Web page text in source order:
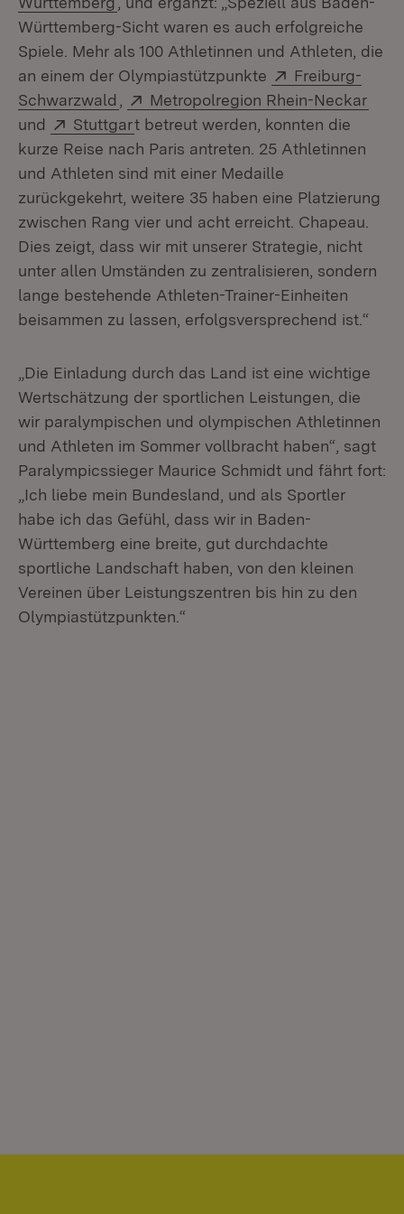
Württemberg-Sicht waren es auch erfolgreiche
Spiele. Mehr als 100 Athletinnen und Athleten, die
an einem der Olympiastützpunkte
Extern:
Freiburg-
Schwarzwald (Öffnet in neuem Fenster)
Extern:
Metropolregion Rhein-Neckar
und
Extern:
Stuttgar(Öffnet in neuem Fenster)
t betreut werden, konnten die
kurze Reise nach Paris antreten. 25 Athletinnen
und Athleten sind mit einer Medaille
zurückgekehrt, weitere 35 haben eine Platzierung
zwischen Rang vier und acht erreicht. Chapeau.
Dies zeigt, dass wir mit unserer Strategie, nicht
unter allen Umständen zu zentralisieren, sondern
lange bestehende Athleten-Trainer-Einheiten
beisammen zu lassen, erfolgsversprechend ist.“
„Die Einladung durch das Land ist eine wichtige
Wertschätzung der sportlichen Leistungen, die
wir paralympischen und olympischen Athletinnen
und Athleten im Sommer vollbracht haben“, sagt
Paralympicssieger Maurice Schmidt und fährt fort:
„Ich liebe mein Bundesland, und als Sportler
habe ich das Gefühl, dass wir in Baden-
Württemberg eine breite, gut durchdachte
sportliche Landschaft haben, von den kleinen
Vereinen über Leistungszentren bis hin zu den
Olympiastützpunkten.“